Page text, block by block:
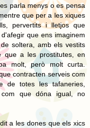
parla menys o es pensa
que per a les xiques
pervertits i lletjos que
que ens imaginem
soltera, amb els vestits
que a les prostitutes, en
molt, però molt curta.
contracten serveis com
de totes les tafaneries,
que dóna igual, no
a les dones que els xics